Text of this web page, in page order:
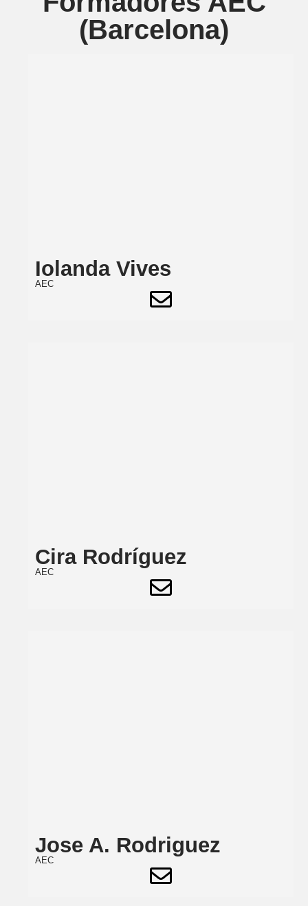
(Barcelona)
Iolanda Vives
AEC
Cira Rodríguez
AEC
Jose A. Rodriguez
AEC